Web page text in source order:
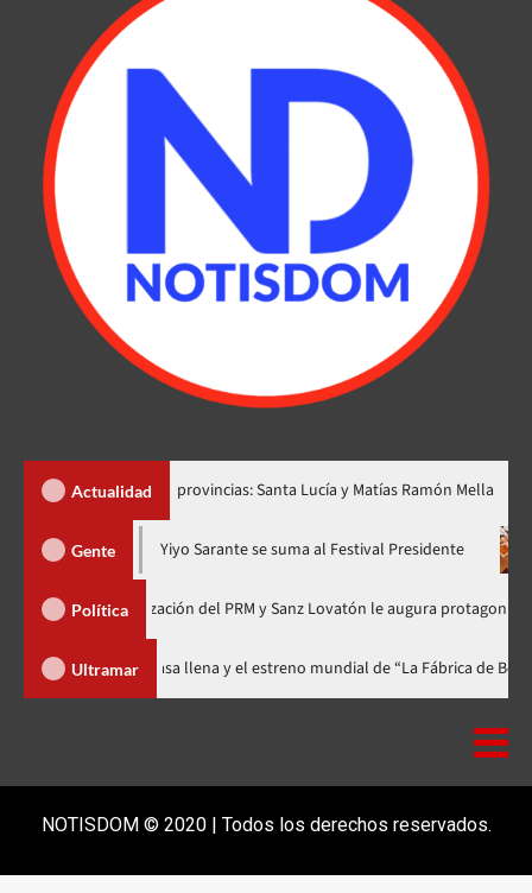
Actualidad
dos nuevas provincias: Santa Lucía y Matías Ramón Mella
Gente
en nuevo horario Yiyo Sarante se suma al Festival
Política
Organización del PRM y Sanz Lovatón le augura protagonismo político
Ultramar
celebra 15 años con una gala a casa llena y el estreno mundial de “La
NOTISDOM © 2020 | Todos los derechos reservados.